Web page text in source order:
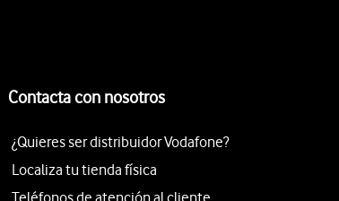
Contacta con nosotros
¿Quieres ser distribuidor Vodafone?
Localiza tu tienda física
Teléfonos de atención al cliente